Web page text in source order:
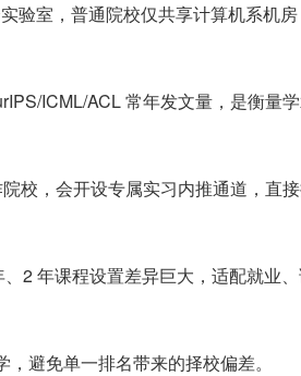
验室，普通院校仅共享计算机系机房
ICML/ACL 常年发文量，是衡量
校，会开设专属实习内推通道，直
2 年课程设置差异巨大，适配就业
避免单一排名带来的择校偏差。